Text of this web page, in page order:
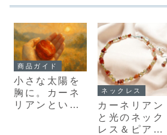
商品ガイド
小さな太陽を
胸に。カーネ
リアンという
ネックレス
カーネリアン
と光のネック
レス＆ピアス